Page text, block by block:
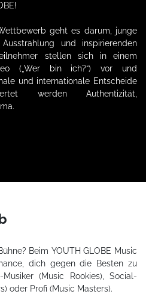
geht es darum, junge
und inspirierenden
stellen sich in einem
(„Wer bin ich?“) vor und
und internationale Entscheide
werden Authentizität,
Beim YOUTH GLOBE Music
dich gegen die Besten zu
(Music Rookies), Social-
oder Profi (Music Masters).